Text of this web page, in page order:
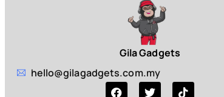
Gila Gadgets
hello@gilagadgets.com.my